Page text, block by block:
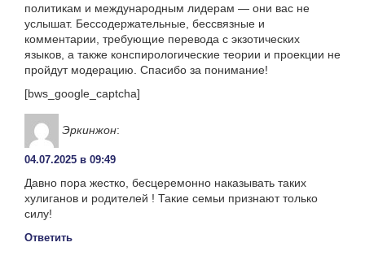
политикам и международным лидерам — они вас не
услышат. Бессодержательные, бессвязные и
комментарии, требующие перевода с экзотических
языков, а также конспирологические теории и проекции не
пройдут модерацию. Спасибо за понимание!
[bws_google_captcha]
Эркинжон:
04.07.2025 в 09:49
Давно пора жестко, бесцеремонно наказывать таких
хулиганов и родителей ! Такие семьи признают только
силу!
Ответить